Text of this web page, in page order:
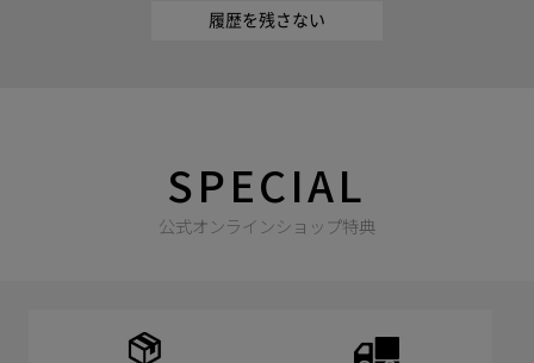
履歴を残さない
SPECIAL
公式オンラインショップ特典